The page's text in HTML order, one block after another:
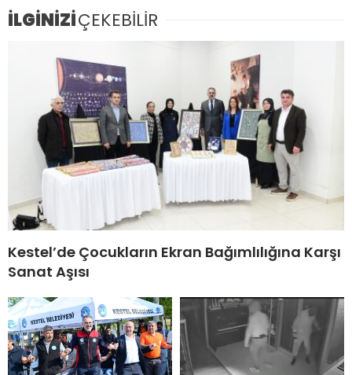
İLGİNİZİÇEKEBİLİR
Kestel’de Çocukların Ekran Bağımlılığına Karşı
Sanat Aşısı